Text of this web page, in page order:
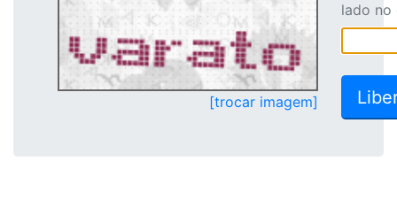
[trocar imagem]
lado no